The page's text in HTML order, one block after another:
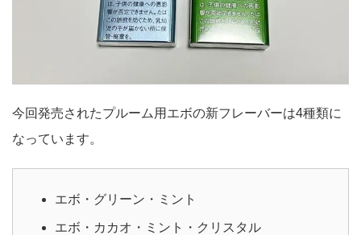
今回発売されたプルーム用エボの新フレーバーは4種類に
なっています。
エボ・グリーン・ミント
エボ・カカオ・ミント・クリスタル